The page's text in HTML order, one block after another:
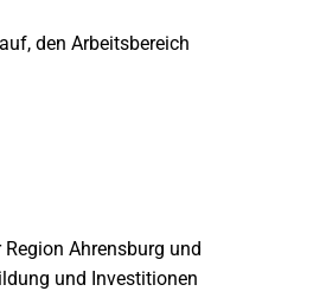
den Arbeitsbereich
Ahrensburg und
und Investitionen